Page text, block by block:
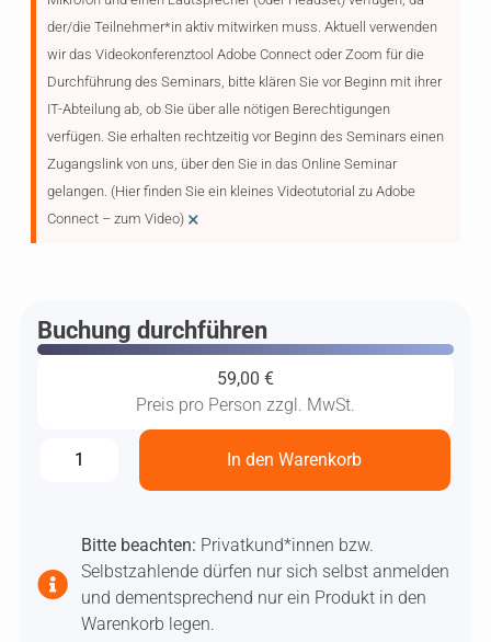
der/die Teilnehmer*in aktiv mitwirken muss. Aktuell verwenden
wir das Videokonferenztool Adobe Connect oder Zoom für die
Durchführung des Seminars, bitte klären Sie vor Beginn mit ihrer
IT-Abteilung ab, ob Sie über alle nötigen Berechtigungen
verfügen. Sie erhalten rechtzeitig vor Beginn des Seminars einen
Zugangslink von uns, über den Sie in das Online Seminar
gelangen. (Hier finden Sie ein kleines Videotutorial zu Adobe
Connect – zum Video) ×
Buchung durchführen
59,00 €
Preis pro Person zzgl. MwSt.
In den Warenkorb
Bitte beachten: Privatkund*innen bzw.
Selbstzahlende dürfen nur sich selbst anmelden
und dementsprechend nur ein Produkt in den
Warenkorb legen.